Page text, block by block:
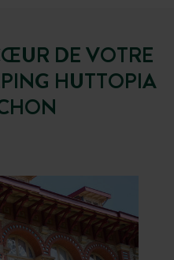
DE VOTRE
HUTTOPIA